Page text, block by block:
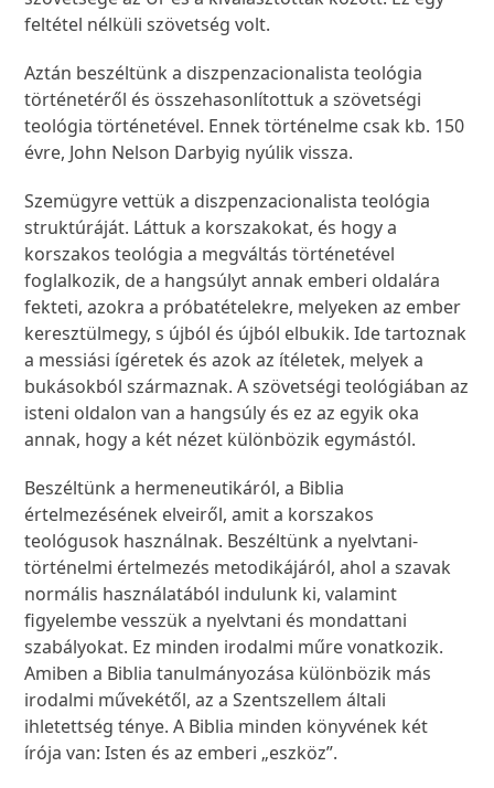
feltétel nélküli szövetség volt.
Aztán beszéltünk a diszpenzacionalista teológia
történetéről és összehasonlítottuk a szövetségi
teológia történetével. Ennek történelme csak kb. 150
évre, John Nelson Darbyig nyúlik vissza.
Szemügyre vettük a diszpenzacionalista teológia
struktúráját. Láttuk a korszakokat, és hogy a
korszakos teológia a megváltás történetével
foglalkozik, de a hangsúlyt annak emberi oldalára
fekteti, azokra a próbatételekre, melyeken az ember
keresztülmegy, s újból és újból elbukik. Ide tartoznak
a messiási ígéretek és azok az ítéletek, melyek a
bukásokból származnak. A szövetségi teológiában az
isteni oldalon van a hangsúly és ez az egyik oka
annak, hogy a két nézet különbözik egymástól.
Beszéltünk a hermeneutikáról, a Biblia
értelmezésének elveiről, amit a korszakos
teológusok használnak. Beszéltünk a nyelvtani-
történelmi értelmezés metodikájáról, ahol a szavak
normális használatából indulunk ki, valamint
figyelembe vesszük a nyelvtani és mondattani
szabályokat. Ez minden irodalmi műre vonatkozik.
Amiben a Biblia tanulmányozása különbözik más
irodalmi művekétől, az a Szentszellem általi
ihletettség ténye. A Biblia minden könyvének két
írója van: Isten és az emberi „eszköz”.